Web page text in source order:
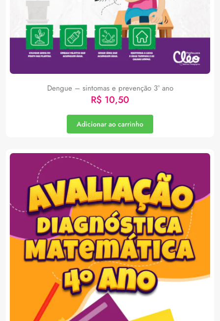
Dengue – sintomas e prevenção 3° ano
R$ 10,50
Adicionar ao carrinho